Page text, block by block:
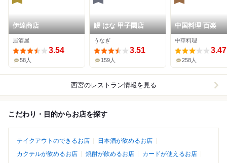
伊達商店
居酒屋
3.54
58人
鰻 はな 甲子園店
うなぎ
3.51
159人
中国料理 百楽
中華料理
3.47
258人
西宮のレストラン情報を見る
こだわり・目的からお店を探す
テイクアウトのできるお店
日本酒が飲めるお店
カクテルが飲めるお店
焼酎が飲めるお店
カードが使えるお店